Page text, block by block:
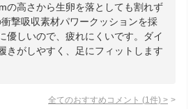
の高さから生卵を落としても割れず
撃吸収素材パワークッションを採
優しいので、疲れにくいです。ダイ
きがしやすく、足にフィットします
全てのおすすめコメント (1 件) >